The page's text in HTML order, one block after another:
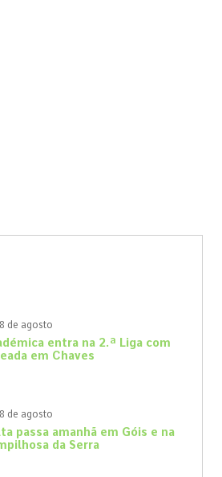
de agosto
entra na 2.ª Liga com
em Chaves
de agosto
passa amanhã em Góis e na
da Serra